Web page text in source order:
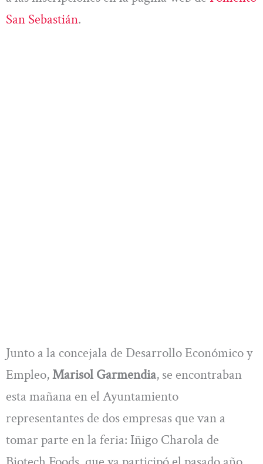
San Sebastián.
Junto a la concejala de Desarrollo Económico y
Empleo,Marisol Garmendia, se encontraban
esta mañana en el Ayuntamiento
representantes de dos empresas que van a
tomar parte en la feria: Iñigo Charola de